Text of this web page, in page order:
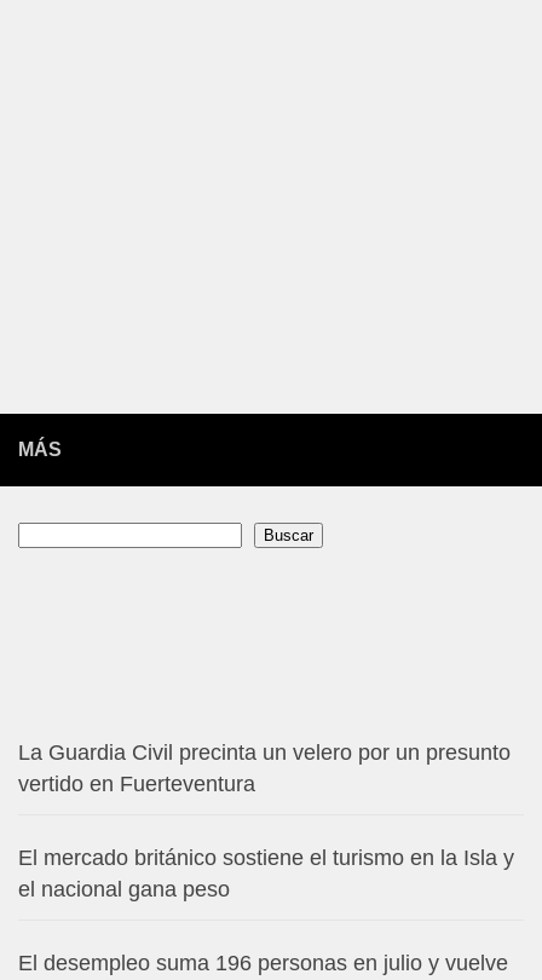
MÁS
Buscar
La Guardia Civil precinta un velero por un presunto
vertido en Fuerteventura
El mercado británico sostiene el turismo en la Isla y
el nacional gana peso
El desempleo suma 196 personas en julio y vuelve